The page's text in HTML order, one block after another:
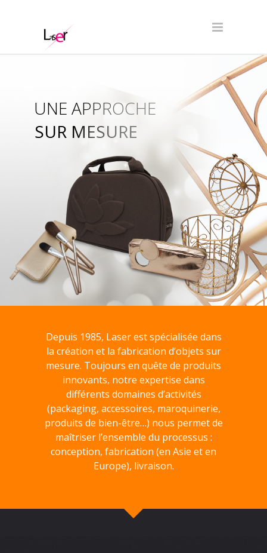
SUR MESURE
UNE APPROCHE
Depuis 1985, Laser est spécialisée dans
la création et la fabrication d’objets sur
mesure. Toujours en quête de produits
innovants, notre expertise dans
différents domaines d’activités
(packaging, accessoires, maroquinerie,
produits de bien-être…) nous permet de
maîtriser l’ensemble du processus :
conception, fabrication (en Asie et en
Europe), livraison.